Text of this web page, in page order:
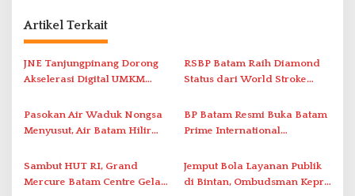
g
s
p
s
Artikel Terkait
JNE Tanjungpinang Dorong
Akselerasi Digital UMKM
2026
RSBP Batam Raih Diamond
Status dari World Stroke
Penanganan Stroke
Berstandar Internasional
Pasokan Air Waduk Nongsa
Menyusut, Air Batam Hilir
Antar-IPAM
BP Batam Resmi Buka Batam
Prime International
2026 di Stadion Temenggung
Abdul Jamal
Sambut HUT RI, Grand
Mercure Batam Centre Gelar
Jemput Bola Layanan Publik
di Bintan, Ombudsman Kepri